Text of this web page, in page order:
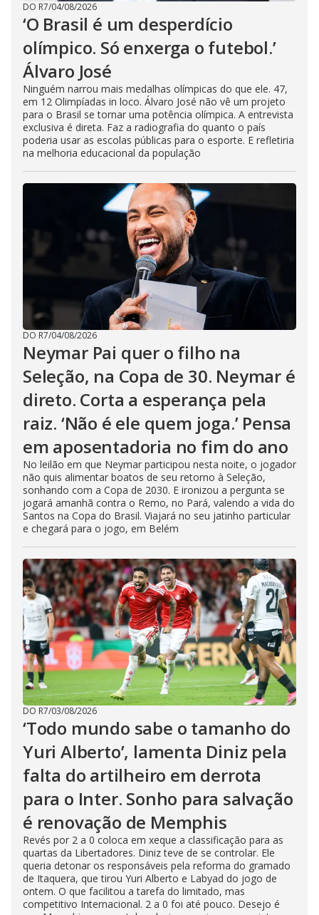
DO R7/04/08/2026
‘O Brasil é um desperdício
olímpico. Só enxerga o futebol.’
Álvaro José
Ninguém narrou mais medalhas olímpicas do que ele. 47,
em 12 Olimpíadas in loco. Álvaro José não vê um projeto
para o Brasil se tornar uma potência olímpica. A entrevista
exclusiva é direta. Faz a radiografia do quanto o país
poderia usar as escolas públicas para o esporte. E refletiria
na melhoria educacional da população
DO R7/04/08/2026
Neymar Pai quer o filho na
Seleção, na Copa de 30. Neymar é
direto. Corta a esperança pela
raiz. ‘Não é ele quem joga.’ Pensa
em aposentadoria no fim do ano
No leilão em que Neymar participou nesta noite, o jogador
não quis alimentar boatos de seu retorno à Seleção,
sonhando com a Copa de 2030. E ironizou a pergunta se
jogará amanhã contra o Remo, no Pará, valendo a vida do
Santos na Copa do Brasil. Viajará no seu jatinho particular
e chegará para o jogo, em Belém
DO R7/03/08/2026
‘Todo mundo sabe o tamanho do
Yuri Alberto’, lamenta Diniz pela
falta do artilheiro em derrota
para o Inter. Sonho para salvação
é renovação de Memphis
Revés por 2 a 0 coloca em xeque a classificação para as
quartas da Libertadores. Diniz teve de se controlar. Ele
queria detonar os responsáveis pela reforma do gramado
de Itaquera, que tirou Yuri Alberto e Labyad do jogo de
ontem. O que facilitou a tarefa do limitado, mas
competitivo Internacional. 2 a 0 foi até pouco. Desejo é